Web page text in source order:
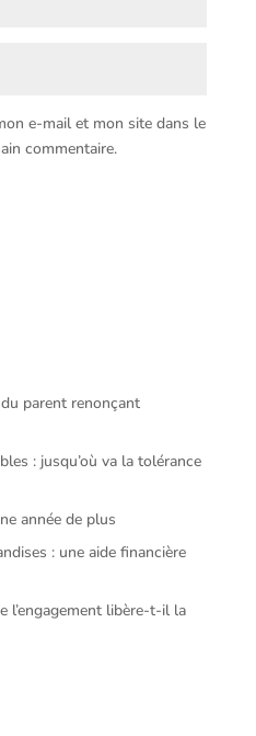
e-mail et mon site dans le
commentaire.
parent renonçant
: jusqu’où va la tolérance
année de plus
: une aide financière
l’engagement libère-t-il la